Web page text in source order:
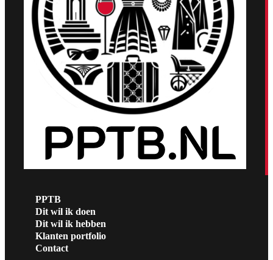
PPTB
Dit wil ik doen
Dit wil ik hebben
Klanten portfolio
Contact